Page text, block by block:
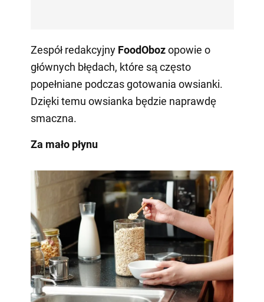
Zespół redakcyjny FoodObozopowie o
głównych błędach, które są często
popełniane podczas gotowania owsianki.
Dzięki temu owsianka będzie naprawdę
smaczna.
Za mało płynu